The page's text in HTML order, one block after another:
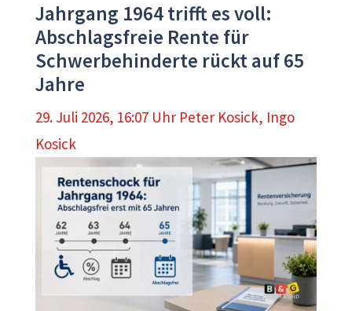
Jahrgang 1964 trifft es voll:
Abschlagsfreie Rente für
Schwerbehinderte rückt auf 65
Jahre
29. Juli 2026, 16:07 Uhr Peter Kosick, Ingo
Kosick